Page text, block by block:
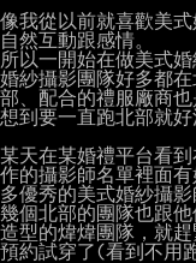
像我從以前就喜歡美
自然互動跟感情。
所以一開始在做美式
婚紗攝影團隊好多都在
部、配合的禮服廠商也
想到要一直跑北部就
某天在某婚禮平台看
作的攝影師名單裡面有
多優秀的美式婚紗攝
幾個北部的團隊也跟
造型的煒煒團隊，就趕
預約試穿了(看到不用